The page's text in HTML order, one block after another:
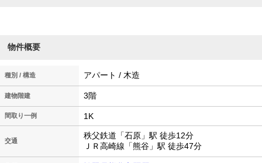
物件概要
種別 / 構造 アパート / 木造
建物階建 3階
間取り一例 1K
交通
秩父鉄道「石原」駅 徒歩12分
ＪＲ高崎線「熊谷」駅 徒歩47分